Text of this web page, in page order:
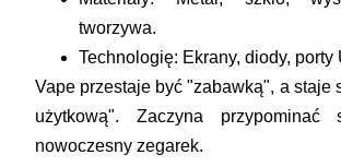
tworzywa.
Technologię: Ekrany, diody, porty
Vape przestaje być "zabawką", a staje
użytkową". Zaczyna przypominać
nowoczesny zegarek.